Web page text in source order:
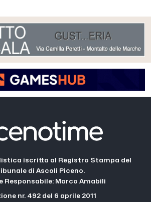
iscritta al Registro Stampa del
di Ascoli Piceno.
Responsabile: Marco Amabili
nr. 492 del 6 aprile 2011